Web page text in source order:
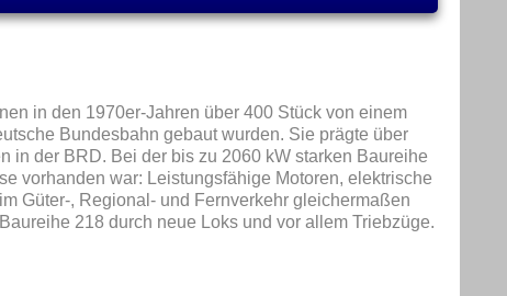
in den 1970er-Jahren über 400 Stück von einem
Bundesbahn gebaut wurden. Sie prägte über
in der BRD. Bei der bis zu 2060 kW starken Baureihe
vorhanden war: Leistungsfähige Motoren, elektrische
Güter-, Regional- und Fernverkehr gleichermaßen
218 durch neue Loks und vor allem Triebzüge.